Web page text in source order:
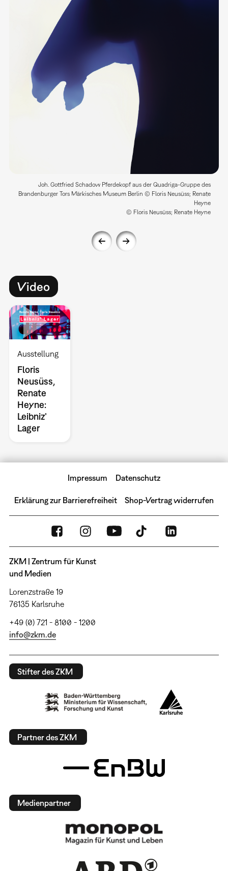
Joh. Gottfried Schadow Pferdekopf aus der Quadriga-Gruppe des
Brandenburger Tors Märkisches Museum Berlin © Floris Neusüss; Renate
Heyne
© Floris Neusüss; Renate Heyne
Video
Ausstellung
Floris
Neusüss,
Renate
Heyne:
Leibniz’
Lager
Impressum Datenschutz
Erklärung zur Barrierefreiheit Shop-Vertrag widerrufen
ZKM | Zentrum für Kunst
und Medien
Lorenzstraße 19
76135 Karlsruhe
+49 (0) 721 - 8100 - 1200
info@zkm.de
Stifter des ZKM
Partner des ZKM
Medienpartner